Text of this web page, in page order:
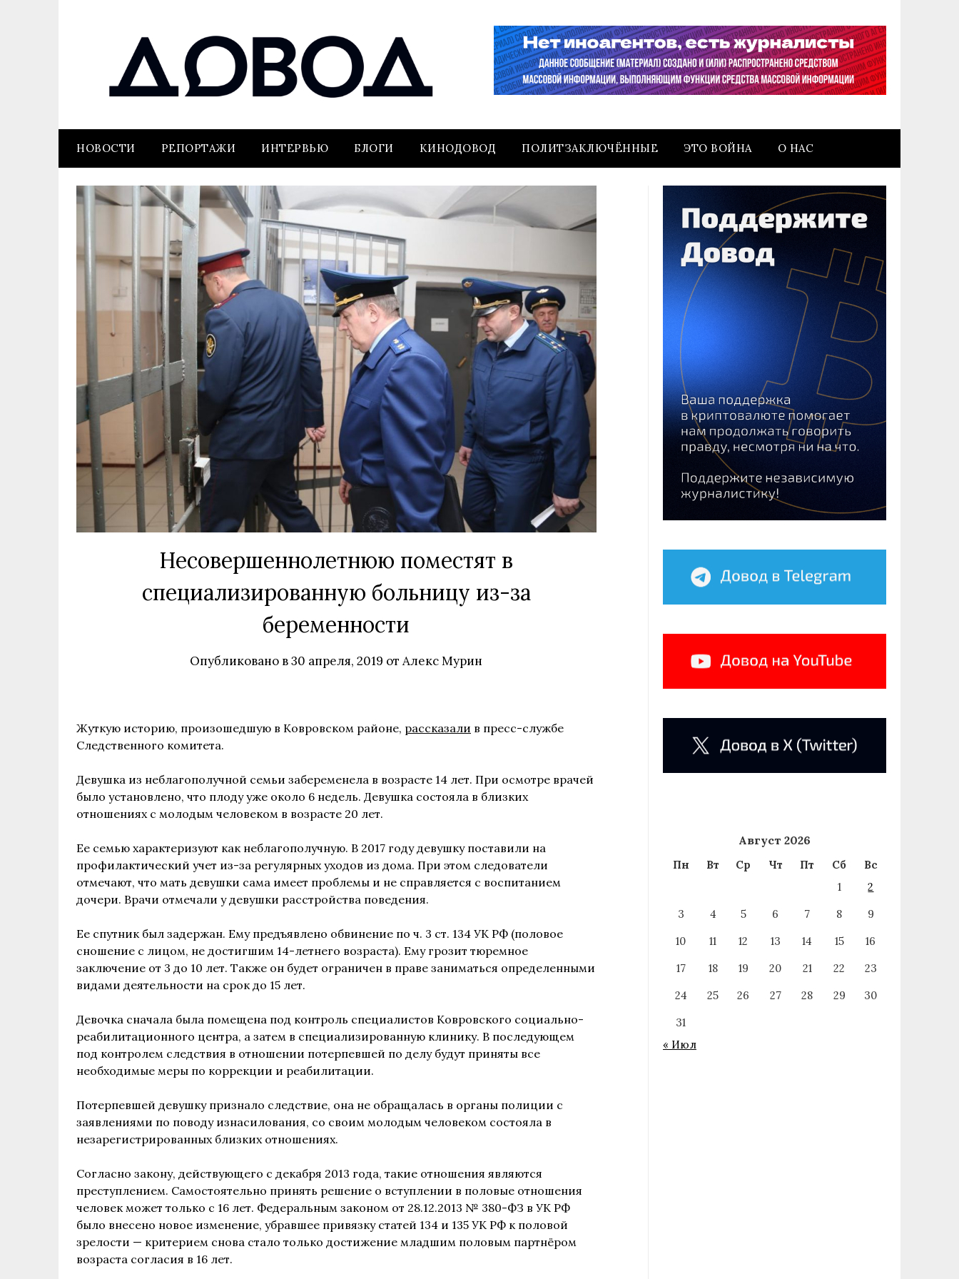
НОВОСТИ РЕПОРТАЖИ ИНТЕРВЬЮ БЛОГИ КИНОДОВОД ПОЛИТЗАКЛЮЧЁННЫЕ ЭТО ВОЙНА О НАС
Несовершеннолетнюю поместят в
специализированную больницу из-за
беременности
Опубликовано в30 апреля, 2019 отАлекс Мурин
Жуткую историю, произошедшую в Ковровском районе, рассказали в пресс-службе
Следственного комитета.
Девушка из неблагополучной семьи забеременела в возрасте 14 лет. При осмотре врачей
было установлено, что плоду уже около 6 недель. Девушка состояла в близких
отношениях с молодым человеком в возрасте 20 лет.
Ее семью характеризуют как неблагополучную. В 2017 году девушку поставили на
профилактический учет из-за регулярных уходов из дома. При этом следователи
отмечают, что мать девушки сама имеет проблемы и не справляется с воспитанием
дочери. Врачи отмечали у девушки расстройства поведения.
Ее спутник был задержан. Ему предъявлено обвинение по ч. 3 ст. 134 УК РФ (половое
сношение с лицом, не достигшим 14-летнего возраста). Ему грозит тюремное
заключение от 3 до 10 лет. Также он будет ограничен в праве заниматься определенными
видами деятельности на срок до 15 лет.
Девочка сначала была помещена под контроль специалистов Ковровского социально-
реабилитационного центра, а затем в специализированную клинику. В последующем
под контролем следствия в отношении потерпевшей по делу будут приняты все
необходимые меры по коррекции и реабилитации.
Потерпевшей девушку признало следствие, она не обращалась в органы полиции с
заявлениями по поводу изнасилования, со своим молодым человеком состояла в
незарегистрированных близких отношениях.
Согласно закону, действующего с декабря 2013 года, такие отношения являются
преступлением. Самостоятельно принять решение о вступлении в половые отношения
человек может только с 16 лет. Федеральным законом от 28.12.2013 № 380-ФЗ в УК РФ
было внесено новое изменение, убравшее привязку статей 134 и 135 УК РФ к половой
зрелости — критерием снова стало только достижение младшим половым партнёром
возраста согласия в 16 лет.
Август 2026
Пн Вт Ср Чт Пт Сб
Вс
1
2
3
4 5 6 7 8
9
10
11 12 13 14 15
16
17
18 19 20 21 22
23
24
25 26 27 28 29
30
31
« Июл